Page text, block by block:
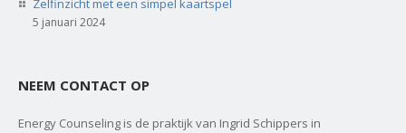
Zelfinzicht met een simpel kaartspel
5 januari 2024
NEEM CONTACT OP
Energy Counseling is de praktijk van Ingrid Schippers in